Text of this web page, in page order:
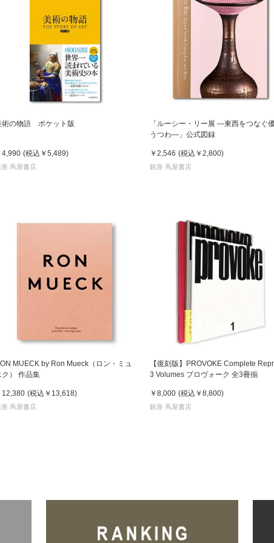
術の物語 ポケット版
4,990 (税込 ￥5,489)
座 蔦屋書店
「ルーシー・リー展 ―東西をつなぐ
うつわ―」公式図録
￥2,546 (税込 ￥2,800)
銀座 蔦屋書店
MUECK by Ron Mueck（ロン・ミュ
ク） 作品集
12,380 (税込 ￥13,618)
座 蔦屋書店
【復刻版】PROVOKE Complete
3 Volumes プロヴォーク 全3冊揃
￥8,000 (税込 ￥8,800)
銀座 蔦屋書店